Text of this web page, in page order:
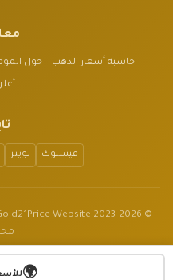
🌍
حاسبة أسعار الذهب حول
فيسبوك تويتر
الموقع للأغراض